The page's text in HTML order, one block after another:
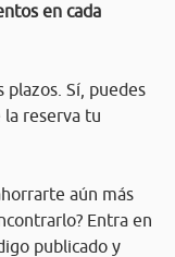
en cada
Sí, puedes
la reserva tu
aún más
Entra en
publicado y